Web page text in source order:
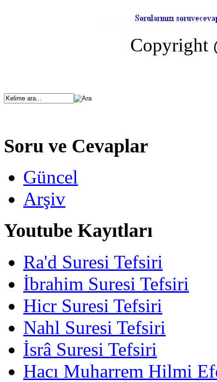
Copyright
Soru ve Cevaplar
Güncel
Arşiv
Youtube Kayıtları
Ra'd Suresi Tefsiri
İbrahim Suresi Tefsiri
Hicr Suresi Tefsiri
Nahl Suresi Tefsiri
İsrâ Suresi Tefsiri
Hacı Muharrem Hilmi